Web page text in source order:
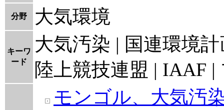
分野 大気環境
キーワ
ード
大気汚染 | 国連環境計
陸上競技連盟 | IAAF
モンゴル、大気汚